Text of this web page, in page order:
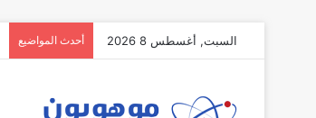
السبت, أغسطس 8 2026 أحدث المواضيع